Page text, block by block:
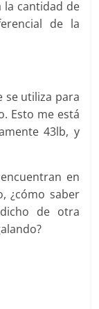
la cantidad de
de la
se utiliza para
Esto me está
43lb, y
en
¿cómo saber
de otra